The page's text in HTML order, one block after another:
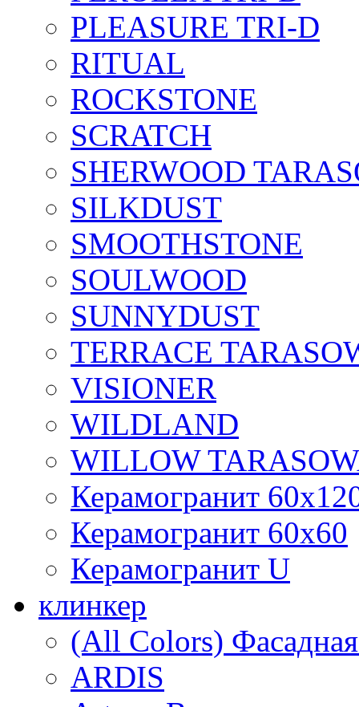
PLEASURE TRI-D
RITUAL
ROCKSTONE
SCRATCH
SHERWOOD
SILKDUST
SMOOTHSTONE
SOULWOOD
SUNNYDUST
TERRACE
VISIONER
WILDLAND
WILLOW
Керамогранит
Керамогранит 60х60
Керамогранит U
клинкер
(All Colors)
ARDIS